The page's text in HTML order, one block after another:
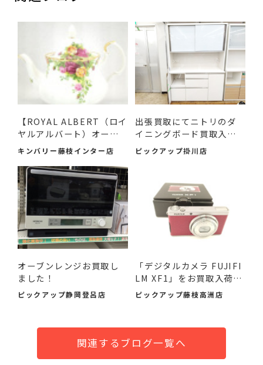
【ROYAL ALBERT（ロイ
ヤルアルバート）オール
ドカ...
キンバリー藤枝インター店
出張買取にてニトリのダ
イニングボード買取入荷
し...
ピックアップ掛川店
オーブンレンジお買取し
ました！
ピックアップ静岡登呂店
「デジタルカメラ FUJIFI
LM XF1」をお買取入荷し
ま...
ピックアップ藤枝高洲店
関連するブログ一覧へ